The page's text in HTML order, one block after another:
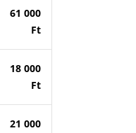
61 000
Ft
18 000
Ft
21 000